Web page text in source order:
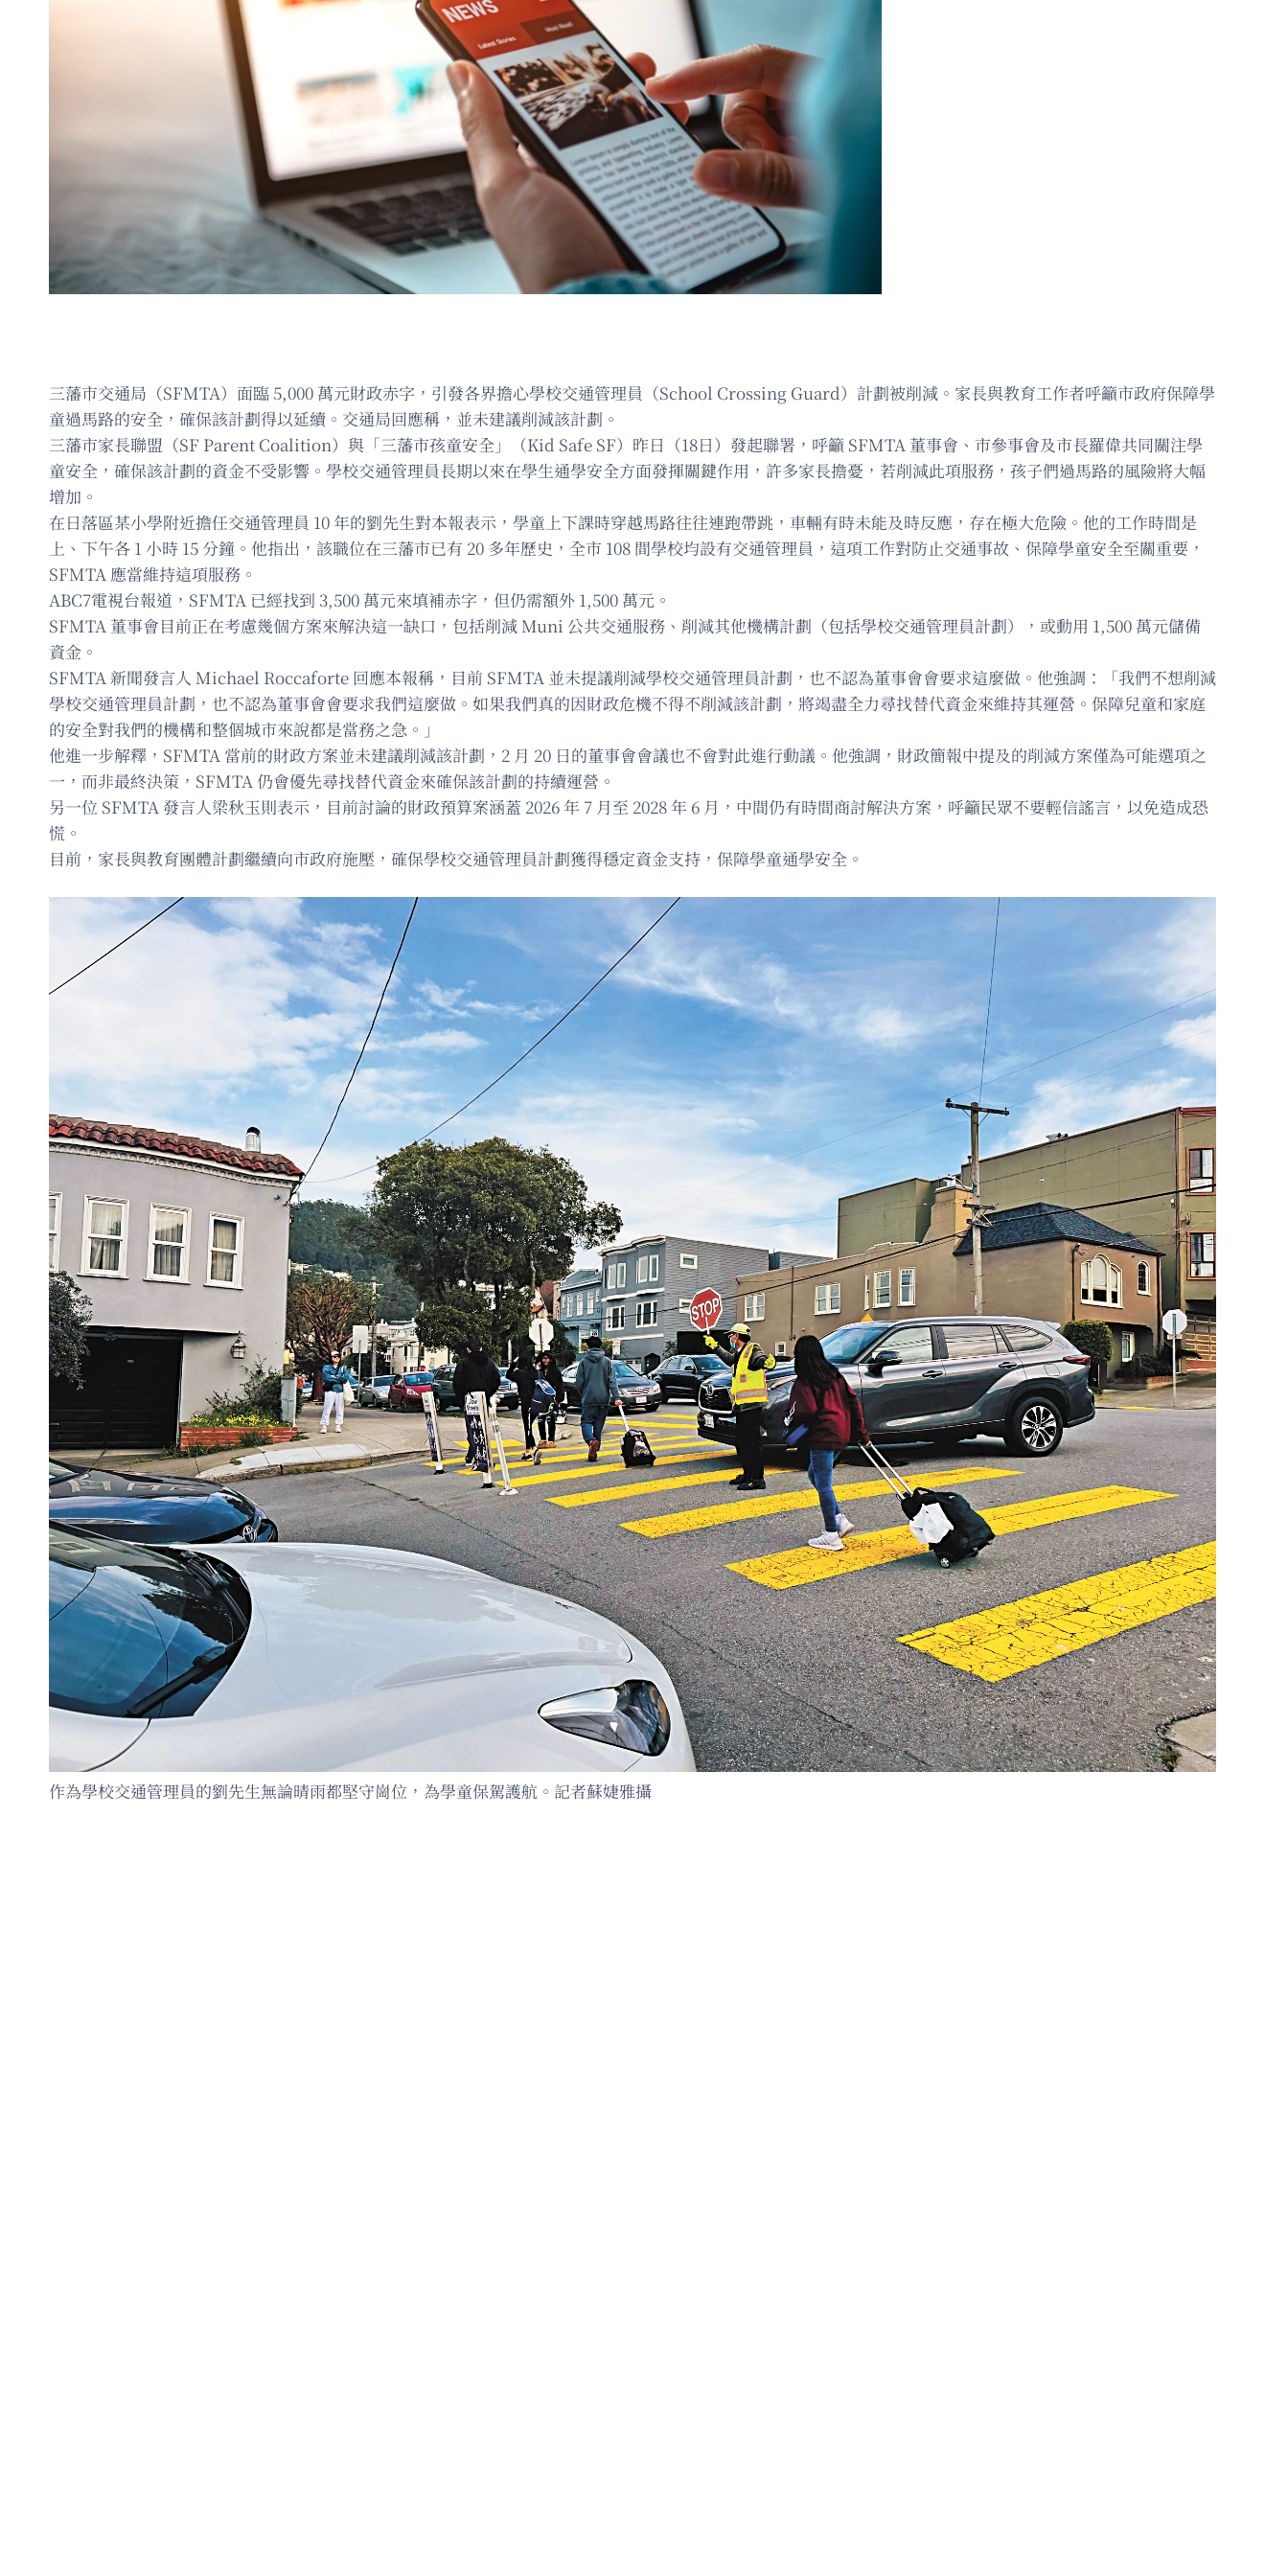
三藩市交通局（SFMTA）面臨 5,000 萬元財政赤字，引發各界擔心學校交通管理員（School Crossing Guard）計劃被削減。家長與教育工作者呼籲市政府保障學
童過馬路的安全，確保該計劃得以延續。交通局回應稱，並未建議削減該計劃。
三藩市家長聯盟（SF Parent Coalition）與「三藩市孩童安全」（Kid Safe SF）昨日（18日）發起聯署，呼籲 SFMTA 董事會、市參事會及市長羅偉共同關注學
童安全，確保該計劃的資金不受影響。學校交通管理員長期以來在學生通學安全方面發揮關鍵作用，許多家長擔憂，若削減此項服務，孩子們過馬路的風險將大幅
增加。
在日落區某小學附近擔任交通管理員 10 年的劉先生對本報表示，學童上下課時穿越馬路往往連跑帶跳，車輛有時未能及時反應，存在極大危險。他的工作時間是
上、下午各 1 小時 15 分鐘。他指出，該職位在三藩市已有 20 多年歷史，全市 108 間學校均設有交通管理員，這項工作對防止交通事故、保障學童安全至關重要，
SFMTA 應當維持這項服務。
ABC7電視台報道，SFMTA 已經找到 3,500 萬元來填補赤字，但仍需額外 1,500 萬元。
SFMTA 董事會目前正在考慮幾個方案來解決這一缺口，包括削減 Muni 公共交通服務、削減其他機構計劃（包括學校交通管理員計劃），或動用 1,500 萬元儲備
資金。
SFMTA 新聞發言人 Michael Roccaforte 回應本報稱，目前 SFMTA 並未提議削減學校交通管理員計劃，也不認為董事會會要求這麼做。他強調：「我們不想削減
學校交通管理員計劃，也不認為董事會會要求我們這麼做。如果我們真的因財政危機不得不削減該計劃，將竭盡全力尋找替代資金來維持其運營。保障兒童和家庭
的安全對我們的機構和整個城市來說都是當務之急。」
他進一步解釋，SFMTA 當前的財政方案並未建議削減該計劃，2 月 20 日的董事會會議也不會對此進行動議。他強調，財政簡報中提及的削減方案僅為可能選項之
一，而非最終決策，SFMTA 仍會優先尋找替代資金來確保該計劃的持續運營。
另一位 SFMTA 發言人梁秋玉則表示，目前討論的財政預算案涵蓋 2026 年 7 月至 2028 年 6 月，中間仍有時間商討解決方案，呼籲民眾不要輕信謠言，以免造成恐
慌。
目前，家長與教育團體計劃繼續向市政府施壓，確保學校交通管理員計劃獲得穩定資金支持，保障學童通學安全。
作為學校交通管理員的劉先生無論晴雨都堅守崗位，為學童保駕護航。記者蘇婕雅攝